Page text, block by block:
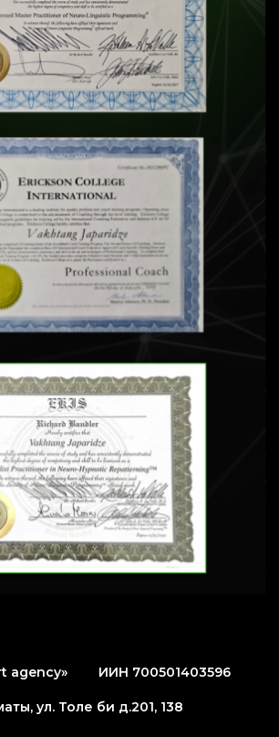
agency» ИИН 700501403596
ул. Толе би д.201, 138